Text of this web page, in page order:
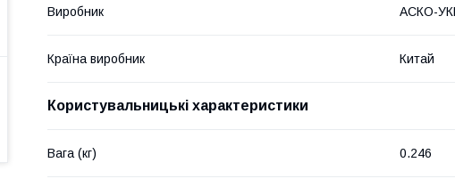
Виробник АСКО-
Країна виробник Китай
Користувальницькі характеристики
Вага (кг) 0.246